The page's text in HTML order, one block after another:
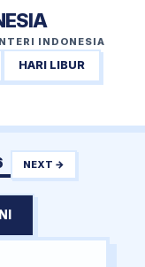
INDONESIA
HARI LIBUR
NEXT →